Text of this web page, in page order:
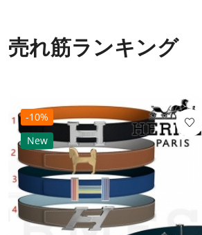
売れ筋ランキング
-10%
New